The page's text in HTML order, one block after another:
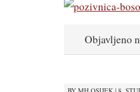
Objavljeno